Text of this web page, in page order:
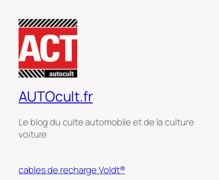
AUTOcult.fr
Le blog du culte automobile et de la culture
voiture
cables de recharge Voldt®